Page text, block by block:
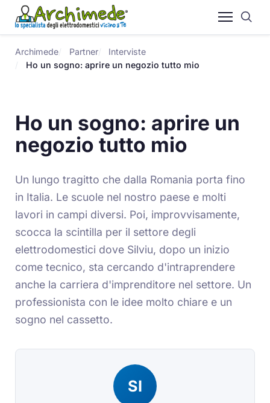
Archimede Partner
Interviste
Ho un sogno: aprire un negozio tutto mio
Ho un sogno: aprire un
negozio tutto mio
Un lungo tragitto che dalla Romania porta fino
in Italia. Le scuole nel nostro paese e molti
lavori in campi diversi. Poi, improvvisamente,
scocca la scintilla per il settore degli
elettrodomestici dove Silviu, dopo un inizio
come tecnico, sta cercando d'intraprendere
anche la carriera d'imprenditore nel settore. Un
professionista con le idee molto chiare e un
sogno nel cassetto.
SI